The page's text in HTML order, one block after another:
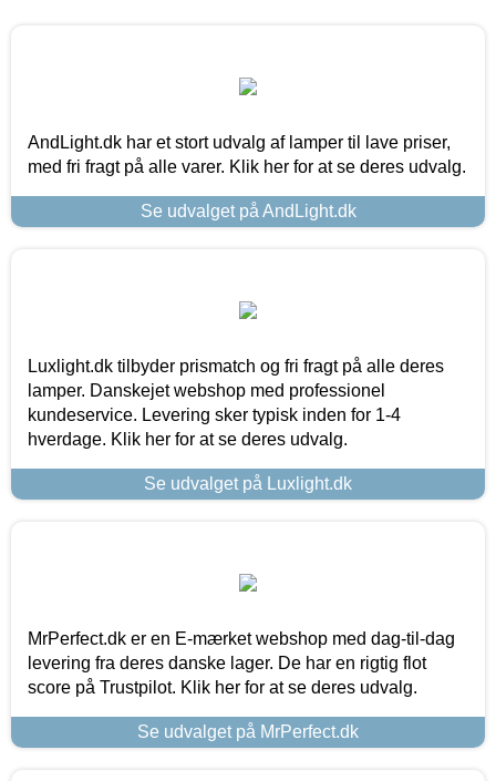
AndLight.dk har et stort udvalg af lamper til lave priser,
med fri fragt på alle varer. Klik her for at se deres udvalg.
Se udvalget på AndLight.dk
Luxlight.dk tilbyder prismatch og fri fragt på alle deres
lamper. Danskejet webshop med professionel
kundeservice. Levering sker typisk inden for 1-4
hverdage. Klik her for at se deres udvalg.
Se udvalget på Luxlight.dk
MrPerfect.dk er en E-mærket webshop med dag-til-dag
levering fra deres danske lager. De har en rigtig flot
score på Trustpilot. Klik her for at se deres udvalg.
Se udvalget på MrPerfect.dk